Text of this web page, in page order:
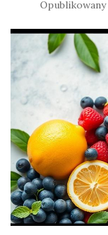
Opublikowany